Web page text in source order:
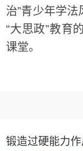
治”青少年学
“大思政”教育
课堂。
锻造过硬能力